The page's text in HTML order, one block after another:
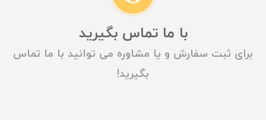
با ما تماس بگیرید
برای ثبت سفارش و یا مشاوره می توانید با ما تماس
بگیرید!